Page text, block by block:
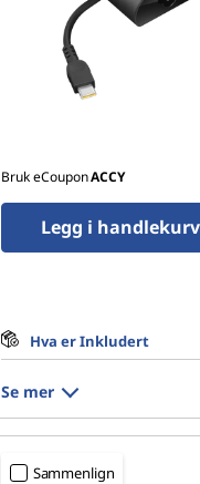
Bruk eCouponACCY
Legg i handlekurv
Hva er Inkludert
Se mer
Sammenlign